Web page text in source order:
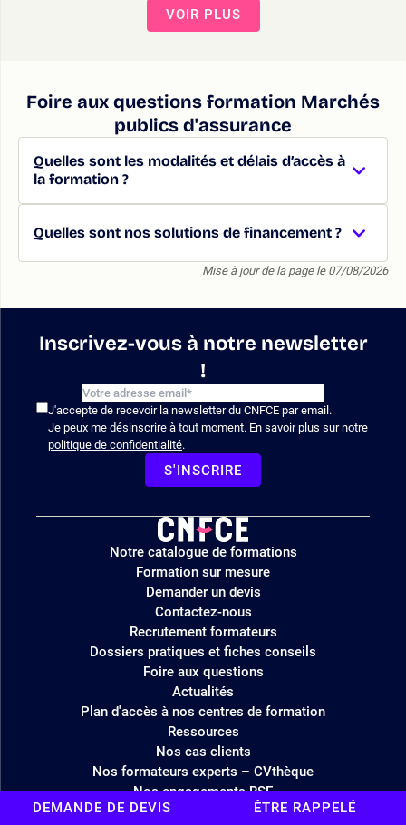
VOIR PLUS
Foire aux questions formation Marchés
publics d'assurance
Quelles sont les modalités et délais d’accès à
la formation ?
Quelles sont nos solutions de financement ?
Mise à jour de la page le 07/08/2026
Inscrivez-vous à notre newsletter
!
J'accepte de recevoir la newsletter du CNFCE par email.
Je peux me désinscrire à tout moment. En savoir plus sur notre
politique de confidentialité.
S'INSCRIRE
Logo
site
Notre catalogue de formations
Formation sur mesure
Demander un devis
Contactez-nous
Recrutement formateurs
Dossiers pratiques et fiches conseils
Foire aux questions
Actualités
Plan d'accès à nos centres de formation
Ressources
Nos cas clients
Nos formateurs experts – CVthèque
Nos engagements RSE
Notre charte RSE
DEMANDE DE DEVIS ÊTRE RAPPELÉ